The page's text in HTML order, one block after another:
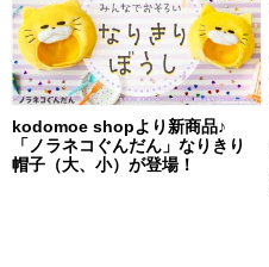
kodomoe shopより新商品♪
「ノラネコぐんだん」なりきり
帽子（大、小）が登場！